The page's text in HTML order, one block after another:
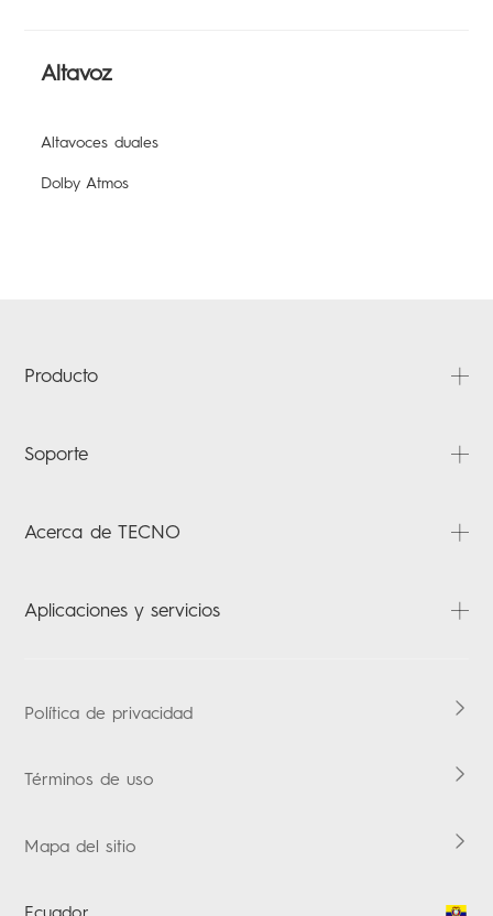
Altavoz
Altavoces duales
Dolby Atmos
Producto
Soporte
Acerca de TECNO
Aplicaciones y servicios
Política de privacidad
Términos de uso
Mapa del sitio